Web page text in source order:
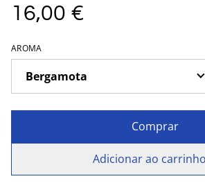
16,00 €
AROMA
Comprar
Adicionar ao carrinho